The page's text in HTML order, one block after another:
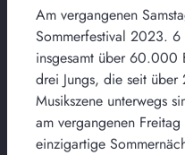
Am vergangenen
Sommerfestival 2023.
insgesamt über 60.000
drei Jungs, die seit über
Musikszene unterwegs
am vergangenen
einzigartige